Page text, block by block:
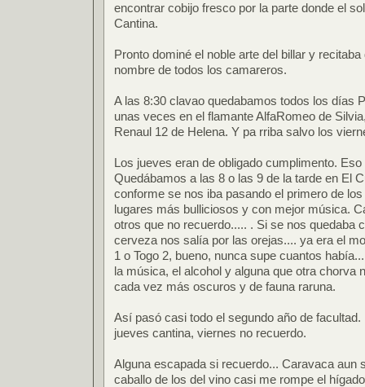
encontrar cobijo fresco por la parte donde el
Cantina.
Pronto dominé el noble arte del billar y
nombre de todos los camareros.
A las 8:30 clavao quedabamos todos los días
unas veces en el flamante AlfaRomeo de
Renaul 12 de Helena. Y pa rriba salvo los
Los jueves eran de obligado cumplimento.
Quedábamos a las 8 o las 9 de la tarde en El
conforme se nos iba pasando el primero de
lugares más bulliciosos y con mejor música.
otros que no recuerdo..... . Si se nos quedaba
cerveza nos salía por las orejas.... ya era el
1 o Togo 2, bueno, nunca supe cuantos
la música, el alcohol y alguna que otra chorva
cada vez más oscuros y de fauna raruna.
Así pasó casi todo el segundo año de
jueves cantina, viernes no recuerdo.
Alguna escapada si recuerdo... Caravaca aun
caballo de los del vino casi me rompe el